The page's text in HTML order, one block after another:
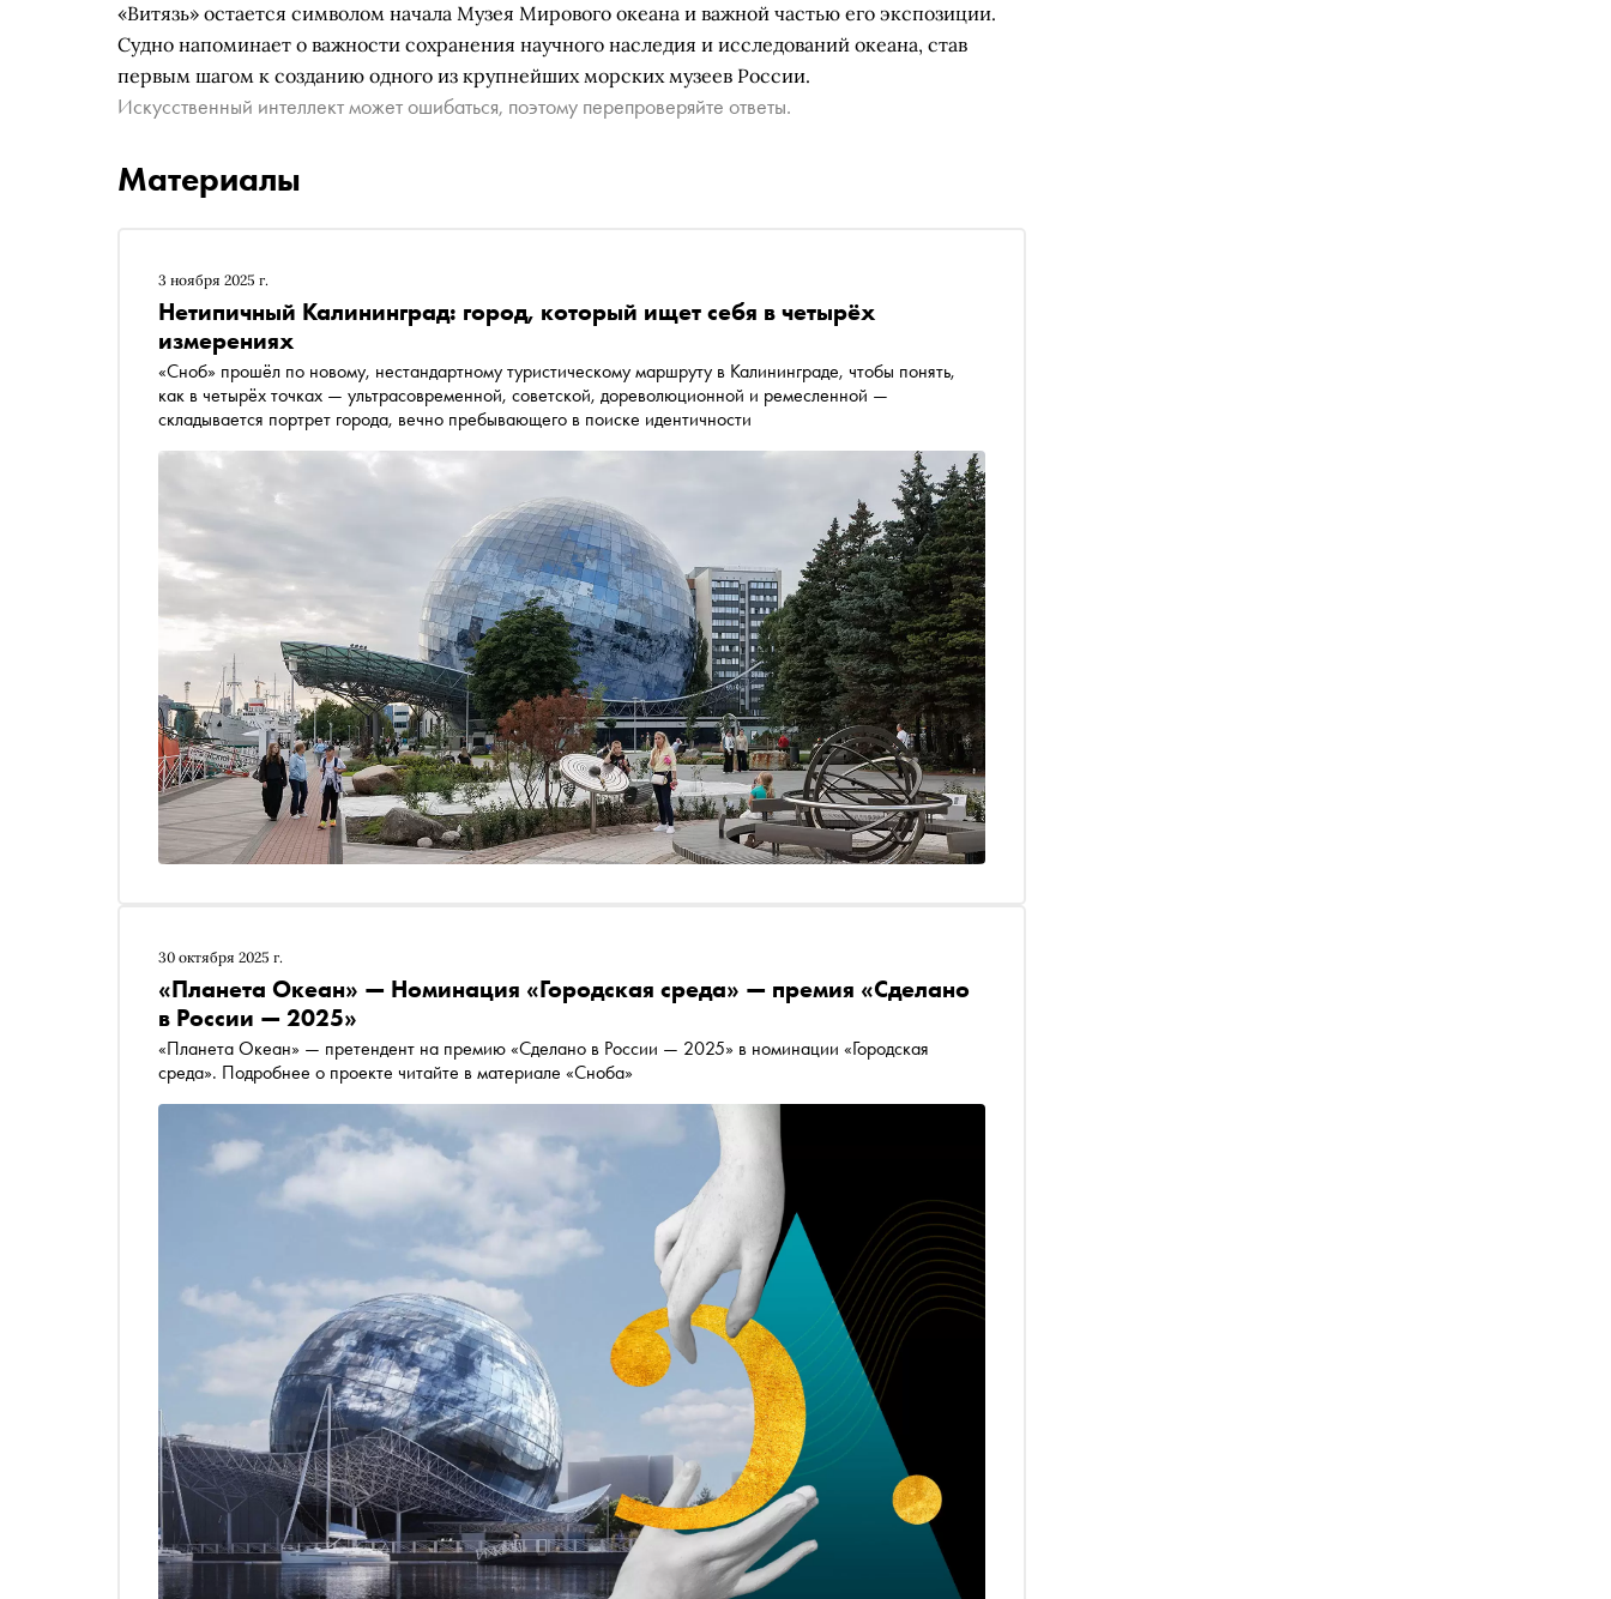
«Витязь» остается символом начала Музея Мирового океана и важной частью его экспозиции.
Судно напоминает о важности сохранения научного наследия и исследований океана, став
первым шагом к созданию одного из крупнейших морских музеев России.
Искусственный интеллект может ошибаться, поэтому перепроверяйте ответы.
Материалы
3 ноября 2025 г.
Нетипичный Калининград: город, который ищет себя в четырёх
измерениях
«Сноб» прошёл по новому, нестандартному туристическому маршруту в Калининграде, чтобы понять,
как в четырёх точках — ультрасовременной, советской, дореволюционной и ремесленной —
складывается портрет города, вечно пребывающего в поиске идентичности
30 октября 2025 г.
«Планета Океан» — Номинация «Городская среда» — премия «Сделано
в России — 2025»
«Планета Океан» — претендент на премию «Сделано в России — 2025» в номинации «Городская
среда». Подробнее о проекте читайте в материале «Сноба»